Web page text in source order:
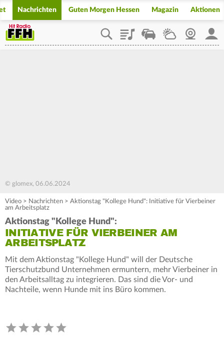
Nachrichten Guten Morgen Hessen Magazin Aktionen
PlaylistStaupilotWetterWebcam
© glomex, 06.06.2024
Video > Nachrichten > Aktionstag "Kollege Hund": Initiative für Vierbeiner
am Arbeitsplatz
Aktionstag "Kollege Hund":
INITIATIVE FÜR VIERBEINER AM
ARBEITSPLATZ
Mit dem Aktionstag "Kollege Hund" will der Deutsche
Tierschutzbund Unternehmen ermuntern, mehr Vierbeiner in
den Arbeitsalltag zu integrieren. Das sind die Vor- und
Nachteile, wenn Hunde mit ins Büro kommen.